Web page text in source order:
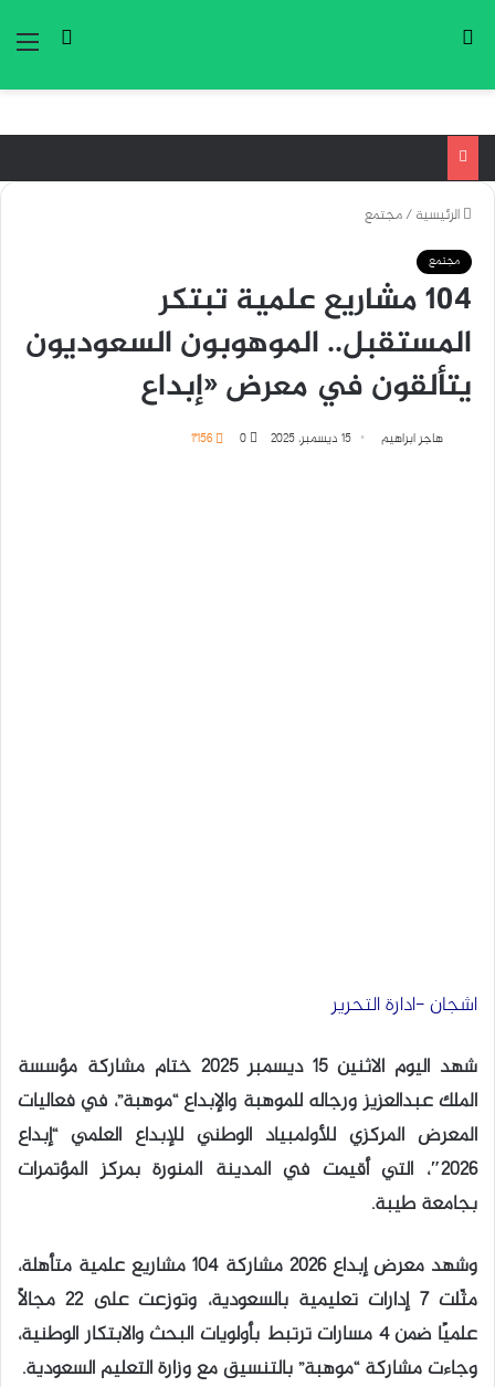
الرئيسية/مجتمع
مجتمع
104 مشاريع علمية تبتكر
المستقبل.. الموهوبون السعوديون
يتألقون في معرض «إبداع
هاجر ابراهيم 15 ديسمبر، 2025 0 1٬156
اشجان -ادارة التحرير
شهد اليوم الاثنين 15 ديسمبر 2025 ختام مشاركة مؤسسة
الملك عبدالعزيز ورجاله للموهبة والإبداع “موهبة”، في فعاليات
المعرض المركزي للأولمبياد الوطني للإبداع العلمي “إبداع
2026″، التي أقيمت في المدينة المنورة بمركز المؤتمرات
بجامعة طيبة.
وشهد معرض إبداع 2026 مشاركة 104 مشاريع علمية متأهلة،
مثّلت 7 إدارات تعليمية بالسعودية، وتوزعت على 22 مجالًا
علميًا ضمن 4 مسارات ترتبط بأولويات البحث والابتكار الوطنية،
وجاءت مشاركة “موهبة” بالتنسيق مع وزارة التعليم السعودية.